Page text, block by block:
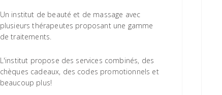
Un institut de beauté et de massage avec
plusieurs thérapeutes proposant une gamme
de traitements.
L'institut propose des services combinés, des
chèques cadeaux, des codes promotionnels et
beaucoup plus!